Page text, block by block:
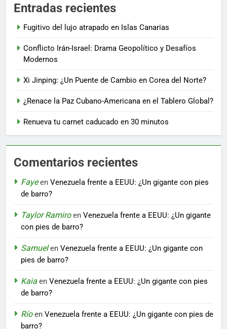
Entradas recientes
Fugitivo del lujo atrapado en Islas Canarias
Conflicto Irán-Israel: Drama Geopolítico y Desafíos
Modernos
Xi Jinping: ¿Un Puente de Cambio en Corea del Norte?
¿Renace la Paz Cubano-Americana en el Tablero Global?
Renueva tu carnet caducado en 30 minutos
Comentarios recientes
Fayeen Venezuela frente a EEUU: ¿Un gigante con pies
de barro?
Taylor Ramiroen Venezuela frente a EEUU: ¿Un gigante
con pies de barro?
Samuelen Venezuela frente a EEUU: ¿Un gigante con
pies de barro?
Kaia en Venezuela frente a EEUU: ¿Un gigante con pies
de barro?
Ríoen Venezuela frente a EEUU: ¿Un gigante con pies de
barro?